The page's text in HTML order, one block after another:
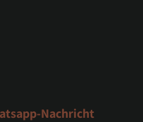
Nachricht